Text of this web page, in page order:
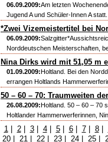
06.09.2009:Am letzten
Jugend A und Schüler-Innen A statt.
*Zwei Vizemeistertitel bei
06.09.2009:
Norddeutschen Meisterschaften,
Nina Dirks wird mit 51,05 m
01.09.2009:Holtland. Bei den
errangen Holtlands
50 – 60 – 70: Traumweiten
26.08.2009:Holtland. 50 – 60 – 70
Holtlander Hammerwerferinnen,
1| 2| 3| 4| 5| 6| 7| 8|
20| 21| 22| 23| 24| 25|